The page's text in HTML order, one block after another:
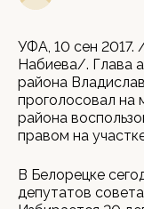
УФА, 10 сен
Набиева/. Глава
района
проголосовал на
района
правом на
В Белорецке
депутатов